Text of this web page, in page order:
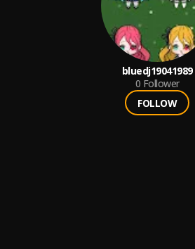
bluedj19041989
0 Follower
FOLLOW